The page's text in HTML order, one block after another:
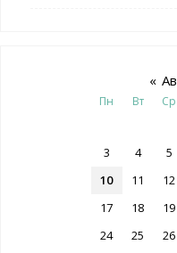
«
Пн Вт Ср
3
4 5
10
11 12
17
18 19
24
25 26